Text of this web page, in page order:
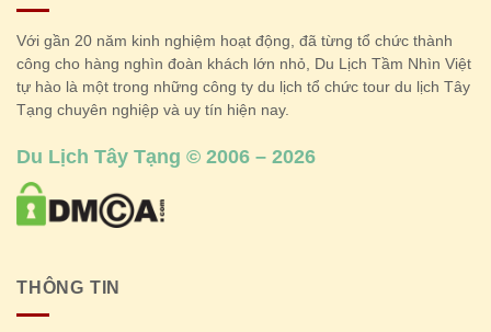
Với gần 20 năm kinh nghiệm hoạt động, đã từng tổ chức thành
công cho hàng nghìn đoàn khách lớn nhỏ, Du Lịch Tầm Nhìn Việt
tự hào là một trong những công ty du lịch tổ chức tour du lịch Tây
Tạng chuyên nghiệp và uy tín hiện nay.
Du Lịch Tây Tạng © 2006 – 2026
THÔNG TIN